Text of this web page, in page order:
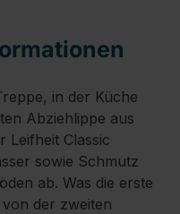
in der Küche
Abziehlippe aus
Leifheit Classic
sowie Schmutz
ab. Was die erste
der zweiten